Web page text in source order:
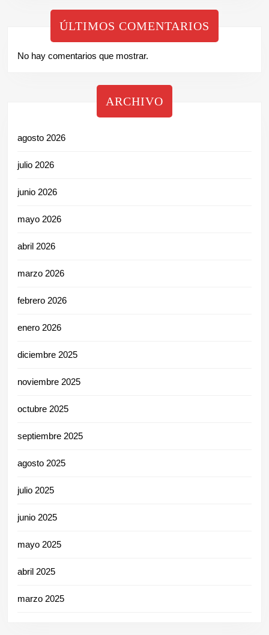
ÚLTIMOS COMENTARIOS
No hay comentarios que mostrar.
ARCHIVO
agosto 2026
julio 2026
junio 2026
mayo 2026
abril 2026
marzo 2026
febrero 2026
enero 2026
diciembre 2025
noviembre 2025
octubre 2025
septiembre 2025
agosto 2025
julio 2025
junio 2025
mayo 2025
abril 2025
marzo 2025